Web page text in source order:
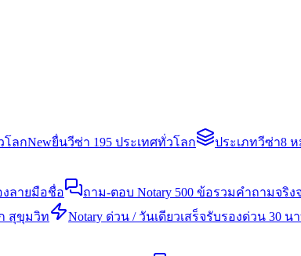
โลกNewยื่นวีซ่า 195 ประเทศทั่วโลก ประเภทวีซ่า8 ห
ลายมือชื่อ ถาม-ตอบ Notary 500 ข้อรวมคำถามจริง
สุขุมวิท Notary ด่วน / วันเดียวเสร็จรับรองด่วน 30 น